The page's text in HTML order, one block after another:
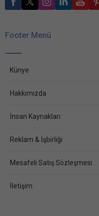
Footer Menü
Künye
Hakkımızda
İnsan Kaynakları
Reklam & İşbirliği
Mesafeli Satış Sözleşmesi
İletişim